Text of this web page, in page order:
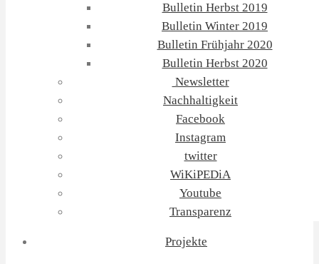
Bulletin Herbst 2019
Bulletin Winter 2019
Bulletin Frühjahr 2020
Bulletin Herbst 2020
Newsletter
Nachhaltigkeit
Facebook
Instagram
twitter
WiKiPEDiA
Youtube
Transparenz
Projekte